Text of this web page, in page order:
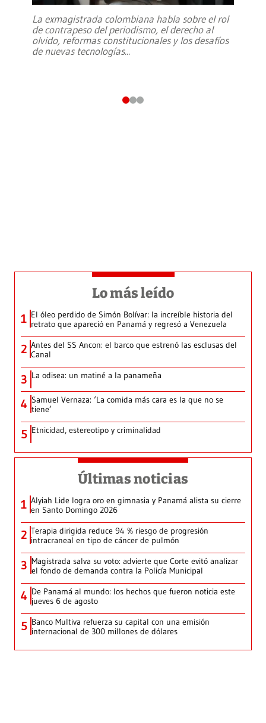
La exmagistrada colombiana habla sobre el rol
de contrapeso del periodismo, el derecho al
olvido, reformas constitucionales y los desafíos
de nuevas tecnologías...
Lo más leído
1 El óleo perdido de Simón Bolívar: la increíble historia del
retrato que apareció en Panamá y regresó a Venezuela
2 Antes del SS Ancon: el barco que estrenó las esclusas del
Canal
3 La odisea: un matiné a la panameña
4 Samuel Vernaza: ‘La comida más cara es la que no se
tiene’
5 Etnicidad, estereotipo y criminalidad
Últimas noticias
1 Alyiah Lide logra oro en gimnasia y Panamá alista su cierre
en Santo Domingo 2026
2 Terapia dirigida reduce 94 % riesgo de progresión
intracraneal en tipo de cáncer de pulmón
3 Magistrada salva su voto: advierte que Corte evitó analizar
el fondo de demanda contra la Policía Municipal
4 De Panamá al mundo: los hechos que fueron noticia este
jueves 6 de agosto
5 Banco Multiva refuerza su capital con una emisión
internacional de 300 millones de dólares